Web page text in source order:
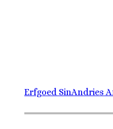
Erfgoed SinAndries